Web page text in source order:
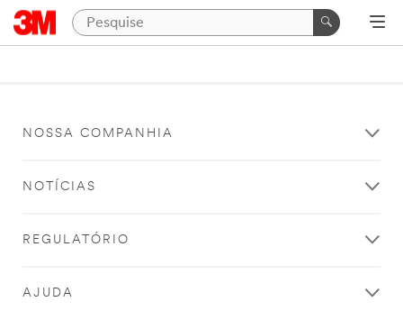
NOSSA COMPANHIA
NOTÍCIAS
REGULATÓRIO
AJUDA